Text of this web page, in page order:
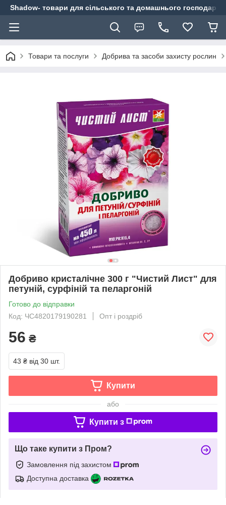
Shadow- товари для сільського та домашнього
Товари та послуги Добрива та засоби захисту рослин
Добриво кристалічне 300 г "Чистий Лист" для
петуній, сурфіній та пеларгоній
Готово до відправки
Код: ЧС4820179190281
Опт і роздріб
56 ₴
43 ₴ від 30 шт.
Купити
або
Купити з
Що таке купити з Пром?
Замовлення під захистом
Доступна доставка